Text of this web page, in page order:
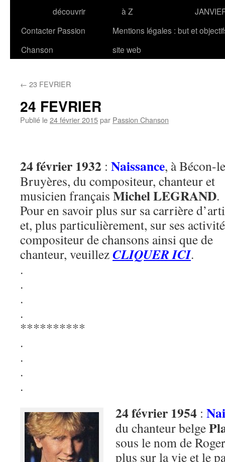
découvrir
à Z
Contacter Passion
Chanson
Mentions légales : but et
site web
← 23 FEVRIER
24 FEVRIER
Publié le24 février 2015par Passion Chanson
24 février 1932 : Naissance, à Bécon-
Bruyères, du compositeur, chanteur et
musicien françaisMichel LEGRAND.
Pour en savoir plus sur sa carrière
et, plus particulièrement, sur ses
compositeur de chansons ainsi que de
chanteur, veuillezCLIQUER ICI.
.
.
.
.
**********
.
.
.
.
24 février 1954 :
du chanteur belge
sous le nom de
plus sur la vie et le